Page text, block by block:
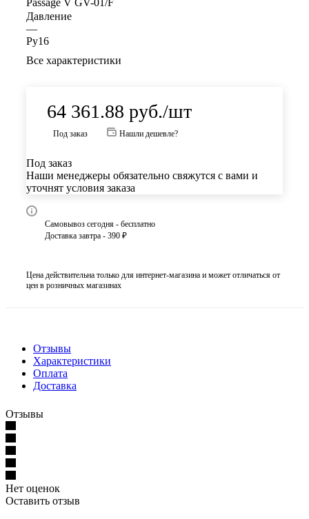
Давление
—
Ру16
Все характеристики
64 361.88 руб./шт
Под заказ Нашли дешевле?
Под заказ
Наши менеджеры обязательно свяжутся с вами и
уточнят условия заказа
Самовывоз сегодня - бесплатно
Доставка завтра - 390 ₽
Цена действительна только для интернет-магазина и может отличаться от
цен в розничных магазинах
Отзывы
Характеристики
Оплата
Доставка
Отзывы
Нет оценок
Оставить отзыв